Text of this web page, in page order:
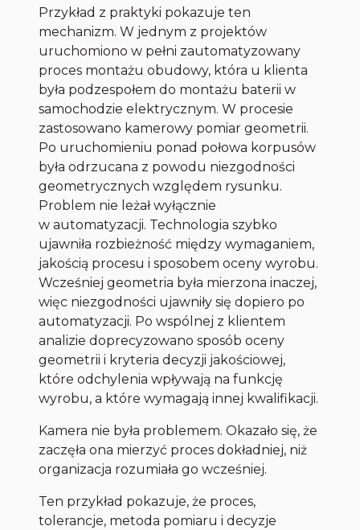
Przykład z praktyki pokazuje ten
mechanizm. W jednym z projektów
uruchomiono w pełni zautomatyzowany
proces montażu obudowy, która u klienta
była podzespołem do montażu baterii w
samochodzie elektrycznym. W procesie
zastosowano kamerowy pomiar geometrii.
Po uruchomieniu ponad połowa korpusów
była odrzucana z powodu niezgodności
geometrycznych względem rysunku.
Problem nie leżał wyłącznie
w automatyzacji. Technologia szybko
ujawniła rozbieżność między wymaganiem,
jakością procesu i sposobem oceny wyrobu.
Wcześniej geometria była mierzona inaczej,
więc niezgodności ujawniły się dopiero po
automatyzacji. Po wspólnej z klientem
analizie doprecyzowano sposób oceny
geometrii i kryteria decyzji jakościowej,
które odchylenia wpływają na funkcję
wyrobu, a które wymagają innej kwalifikacji.
Kamera nie była problemem. Okazało się, że
zaczęła ona mierzyć proces dokładniej, niż
organizacja rozumiała go wcześniej.
Ten przykład pokazuje, że proces,
tolerancje, metoda pomiaru i decyzje